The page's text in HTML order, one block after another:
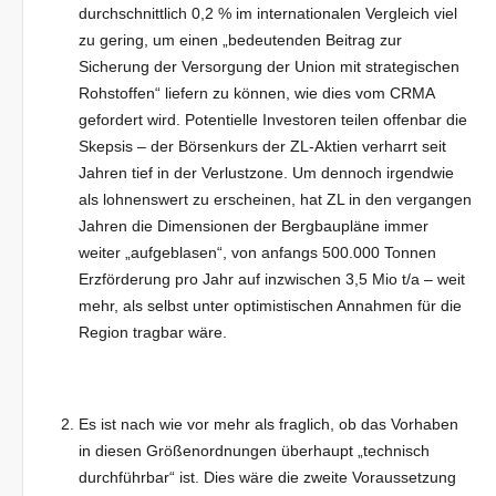
durchschnittlich 0,2 % im internationalen Vergleich viel
zu gering, um einen „bedeutenden Beitrag zur
Sicherung der Versorgung der Union mit strategischen
Rohstoffen“ liefern zu können, wie dies vom CRMA
gefordert wird. Potentielle Investoren teilen offenbar die
Skepsis – der Börsenkurs der ZL-Aktien verharrt seit
Jahren tief in der Verlustzone. Um dennoch irgendwie
als lohnenswert zu erscheinen, hat ZL in den vergangen
Jahren die Dimensionen der Bergbaupläne immer
weiter „aufgeblasen“, von anfangs 500.000 Tonnen
Erzförderung pro Jahr auf inzwischen 3,5 Mio t/a – weit
mehr, als selbst unter optimistischen Annahmen für die
Region tragbar wäre.
Es ist nach wie vor mehr als fraglich, ob das Vorhaben
in diesen Größenordnungen überhaupt „technisch
durchführbar“ ist. Dies wäre die zweite Voraussetzung